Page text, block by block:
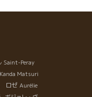
Saint-Peray
Kanda Matsuri
ロゼ Aurélie